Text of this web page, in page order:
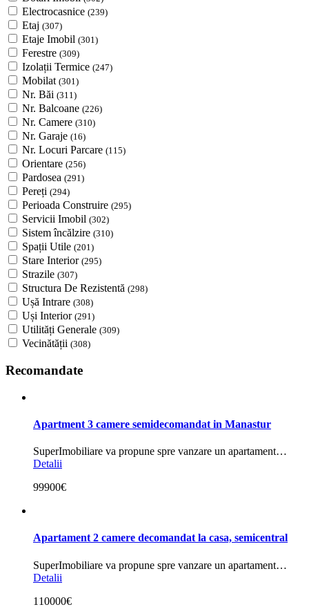
Electrocasnice (239)
Etaj (307)
Etaje Imobil (301)
Ferestre (309)
Izolații Termice (247)
Mobilat (301)
Nr. Băi (311)
Nr. Balcoane (226)
Nr. Camere (310)
Nr. Garaje (16)
Nr. Locuri Parcare (115)
Orientare (256)
Pardosea (291)
Pereți (294)
Perioada Construire (295)
Servicii Imobil (302)
Sistem încălzire (310)
Spații Utile (201)
Stare Interior (295)
Strazile (307)
Structura De Rezistentă (298)
Ușă Intrare (308)
Uși Interior (291)
Utilități Generale (309)
Vecinătății (308)
Recomandate
Apartment 3 camere semidecomandat in Manastur
SuperImobiliare va propune spre vanzare un apartament…
Detalii
99900€
Apartament 2 camere decomandat la casa, semicentral
SuperImobiliare va propune spre vanzare un apartament…
Detalii
110000€